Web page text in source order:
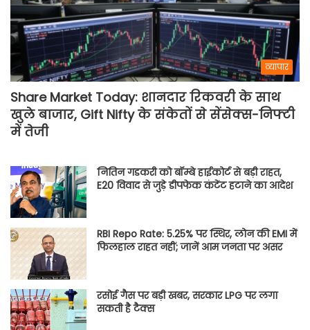
व्यापार
Share Market Today: शानदार रिकवरी के साथ
खुले बाजार, Gift Nifty के संकेतों से सेंसेक्स-निफ्टी
में तेजी
नितिन गडकरी को बॉम्बे हाईकोर्ट से बड़ी राहत,
E20 विवाद से जुड़े डीपफेक कंटेंट हटाने का आदेश
RBI Repo Rate: 5.25% पर स्थिर, लोन की EMI में
फिलहाल राहत नहीं; जानें आम जनता पर असर
रसोई गैस पर बड़ी खबर, सरकार LPG पर लगा
सकती है टैक्स